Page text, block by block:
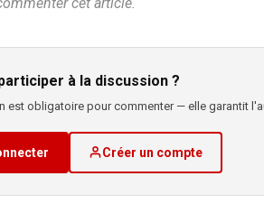
à la discussion ?
est obligatoire pour commenter — elle garantit
Créer un compte